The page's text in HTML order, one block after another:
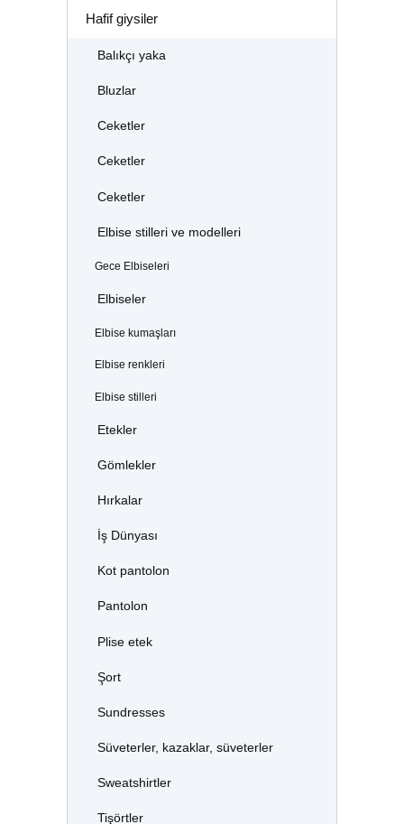
Hafif giysiler
Balıkçı yaka
Bluzlar
Ceketler
Ceketler
Ceketler
Elbise stilleri ve modelleri
Gece Elbiseleri
Elbiseler
Elbise kumaşları
Elbise renkleri
Elbise stilleri
Etekler
Gömlekler
Hırkalar
İş Dünyası
Kot pantolon
Pantolon
Plise etek
Şort
Sundresses
Süveterler, kazaklar, süveterler
Sweatshirtler
Tişörtler